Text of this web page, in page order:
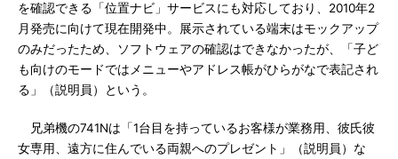
を確認できる「位置ナビ」サービスにも対応しており、2010年2
月発売に向けて現在開発中。展示されている端末はモックアップ
のみだったため、ソフトウェアの確認はできなかったが、「子ど
も向けのモードではメニューやアドレス帳がひらがなで表記され
る」（説明員）という。
兄弟機の741Nは「1台目を持っているお客様が業務用、彼氏彼
女専用、遠方に住んでいる両親へのプレゼント」（説明員）な